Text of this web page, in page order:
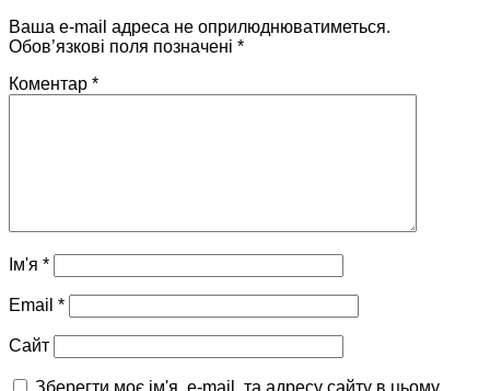
Ваша e-mail адреса не оприлюднюватиметься.
Обов’язкові поля позначені *
Коментар *
Ім'я *
Email *
Сайт
Зберегти моє ім'я, e-mail, та адресу сайту в цьому